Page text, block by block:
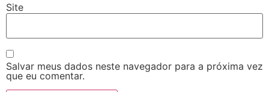
Site
Salvar meus dados neste navegador para a próxima vez
que eu comentar.